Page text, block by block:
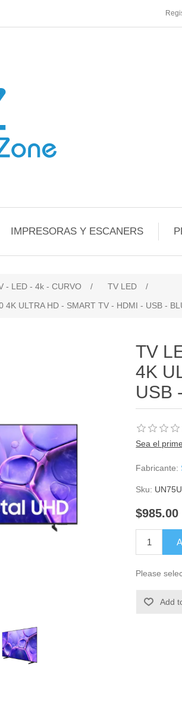
IMPRESORAS Y ESCANERS
- LED - 4k - CURVO / TV LED
/
4K ULTRA HD - SMART TV - HDMI - USB -
TV
4K
USB
Sea el
Fabricante:
Sku:
$985.00
Please
Add